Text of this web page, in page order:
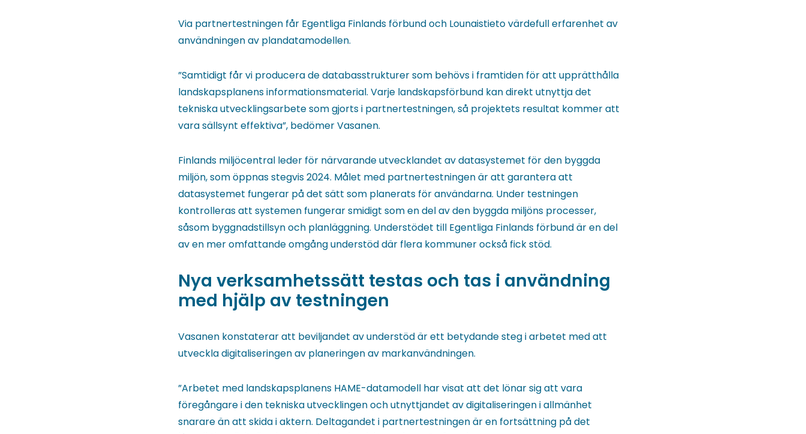
Via partnertestningen får Egentliga Finlands förbund och Lounaistieto värdefull erfarenhet av
användningen av plandatamodellen.
”Samtidigt får vi producera de databasstrukturer som behövs i framtiden för att upprätthålla
landskapsplanens informationsmaterial. Varje landskapsförbund kan direkt utnyttja det
tekniska utvecklingsarbete som gjorts i partnertestningen, så projektets resultat kommer att
vara sällsynt effektiva”, bedömer Vasanen.
Finlands miljöcentral leder för närvarande utvecklandet av datasystemet för den byggda
miljön, som öppnas stegvis 2024. Målet med partnertestningen är att garantera att
datasystemet fungerar på det sätt som planerats för användarna. Under testningen
kontrolleras att systemen fungerar smidigt som en del av den byggda miljöns processer,
såsom byggnadstillsyn och planläggning. Understödet till Egentliga Finlands förbund är en del
av en mer omfattande omgång understöd där flera kommuner också fick stöd.
Nya verksamhetssätt testas och tas i användning
med hjälp av testningen
Vasanen konstaterar att beviljandet av understöd är ett betydande steg i arbetet med att
utveckla digitaliseringen av planeringen av markanvändningen.
”Arbetet med landskapsplanens HAME-datamodell har visat att det lönar sig att vara
föregångare i den tekniska utvecklingen och utnyttjandet av digitaliseringen i allmänhet
snarare än att skida i aktern. Deltagandet i partnertestningen är en fortsättning på det